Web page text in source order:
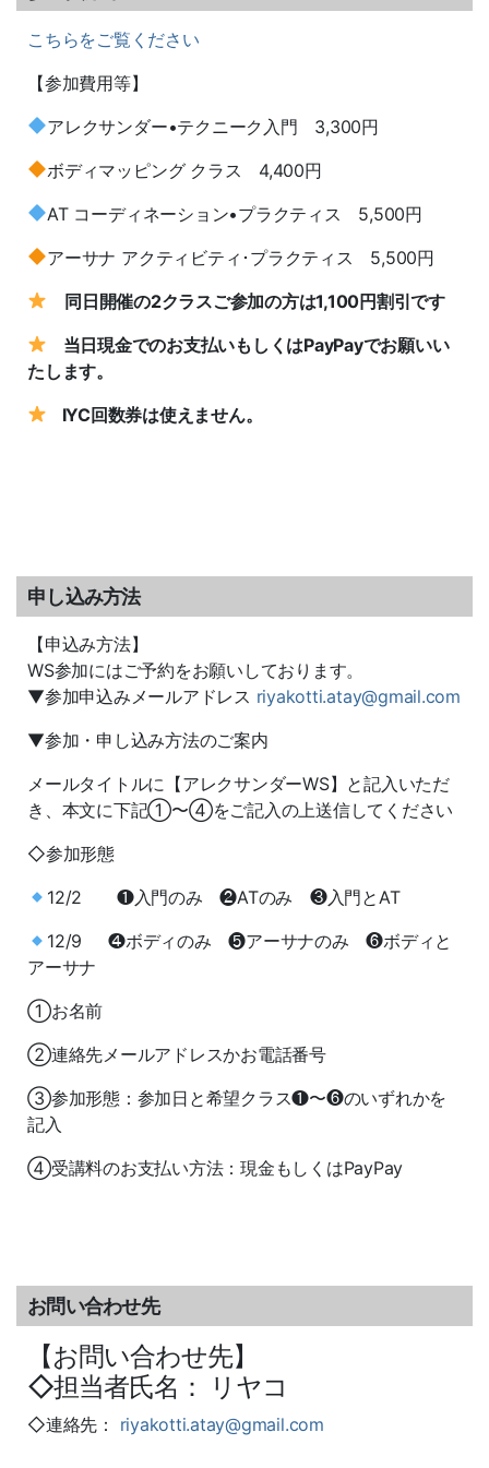
こちらをご覧ください
【参加費用等】
アレクサンダー•テクニーク入門 3,300円
ボディマッピング クラス 4,400円
AT コーディネーション•プラクティス 5,500円
アーサナ アクティビティ･プラクティス 5,500円
同日開催の2クラスご参加の方は1,100円割引です
当日現金でのお支払いもしくはPayPayでお願いい
たします。
IYC回数券は使えません。
申し込み方法
【申込み方法】
WS参加にはご予約をお願いしております。
▼参加申込みメールアドレス riyakotti.atay@gmail.com
▼参加・申し込み方法のご案内
メールタイトルに【アレクサンダーWS】と記入いただ
き、本文に下記①〜④をご記入の上送信してください
◇参加形態
12/2 ❶入門のみ ❷ATのみ ❸入門とAT
12/9 ❹ボディのみ ❺アーサナのみ ❻ボディと
アーサナ
①お名前
②連絡先メールアドレスかお電話番号
③参加形態：参加日と希望クラス❶〜❻のいずれかを
記入
④受講料のお支払い方法：現金もしくはPayPay
お問い合わせ先
【お問い合わせ先】
◇担当者氏名： リヤコ
◇連絡先： riyakotti.atay@gmail.com